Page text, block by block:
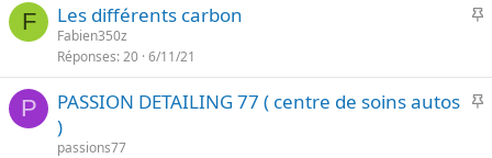
F
I
o
r
Les différents carbon
Fabien350z
Réponses 20 6/11/21
P
I
PASSION DETAILING 77 ( centre de soins autos
)
passions77